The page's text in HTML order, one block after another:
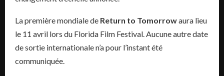
La première mondiale de Return to Tomorrowaura lieu
le 11 avril lors du Florida Film Festival. Aucune autre date
de sortie internationale n’a pour l’instant été
communiquée.